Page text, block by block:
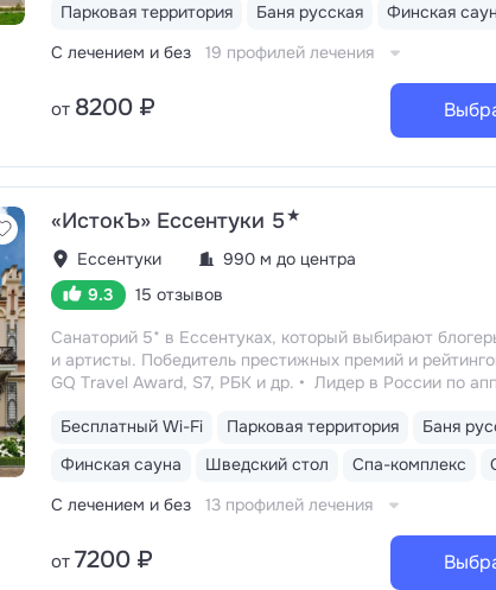
раздевалки
Термальная зона: финская сауна,
баня на альпийских травах, египетская баня Расул
с вулканической глиной, Душ впечатлений (бриз,
душ с ароматерапией), дорожки Кнейппа, ледяной
System, кедровая бочка, релакс-бассейн 10×2,7×2 м
Парковая территория
Баня русская Финская
С лечением и без
19 профилей лечения
от 8200 ₽
«ИстокЪ» Ессентуки 5★
Ессентуки
990 м до центра
9.3
15 отзывов
Санаторий 5* в Ессентуках, который выбирают
и артисты. Победитель престижных премий и
GQ Travel Award, S7, РБК и др.
Лидер в России по
«Эндосфера», коррекция фигуры Tesla Former,
активная клеточная RF-терапия INDIBA,
гидропилинг HydraFacial, детокс-модуль IYASHI DOME,
микротоковая терапия, криолифтинг и др.
тихо и спокойно. Сотрудники и врачи относятся с
и уважением к конфиденциальности каждого гостя
расположен рядом с грязелечебницей им. Семашко. 3
Бесплатный Wi-Fi Парковая территория
Баня
Финская сауна
Шведский стол Спа-комплекс
С лечением и без
13 профилей лечения
от 7200 ₽